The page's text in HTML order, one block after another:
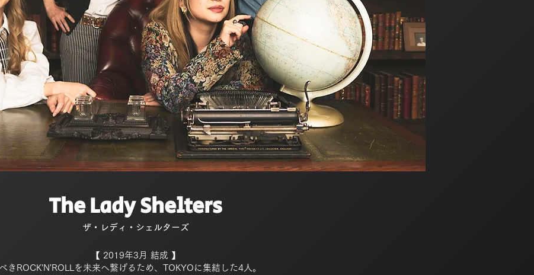
The Lady Shelters
ザ・レディ・シェルターズ
【 2019年3月 結成 】
きROCK'N'ROLLを未来へ繋げるため、TOKYOに集結した4人。